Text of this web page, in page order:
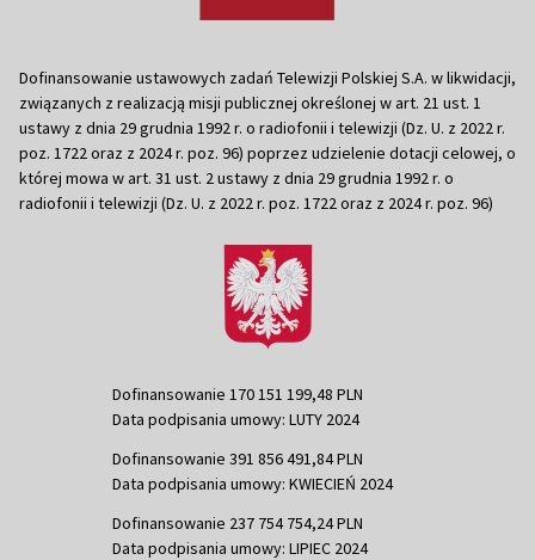
Dofinansowanie ustawowych zadań Telewizji Polskiej S.A. w likwidacji,
związanych z realizacją misji publicznej określonej w art. 21 ust. 1
ustawy z dnia 29 grudnia 1992 r. o radiofonii i telewizji (Dz. U. z 2022 r.
poz. 1722 oraz z 2024 r. poz. 96) poprzez udzielenie dotacji celowej, o
której mowa w art. 31 ust. 2 ustawy z dnia 29 grudnia 1992 r. o
radiofonii i telewizji (Dz. U. z 2022 r. poz. 1722 oraz z 2024 r. poz. 96)
Dofinansowanie 170 151 199,48 PLN
Data podpisania umowy: LUTY 2024
Dofinansowanie 391 856 491,84 PLN
Data podpisania umowy: KWIECIEŃ 2024
Dofinansowanie 237 754 754,24 PLN
Data podpisania umowy: LIPIEC 2024